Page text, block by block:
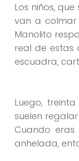
Los niños,
van a
Manolito
real de estas
escuadra,
Luego,
suelen regalar
Cuando
anhelada,